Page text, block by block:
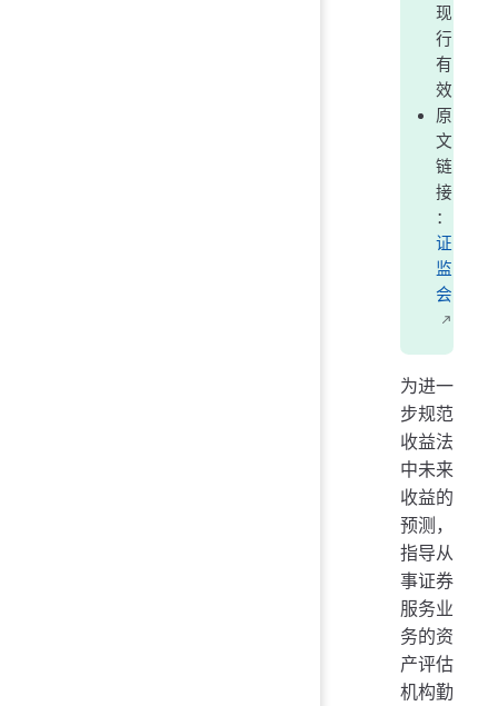
现
行
有
效
原
文
链
接
：
证
监
会
为进一
步规范
收益法
中未来
收益的
预测，
指导从
事证券
服务业
务的资
产评估
机构勤